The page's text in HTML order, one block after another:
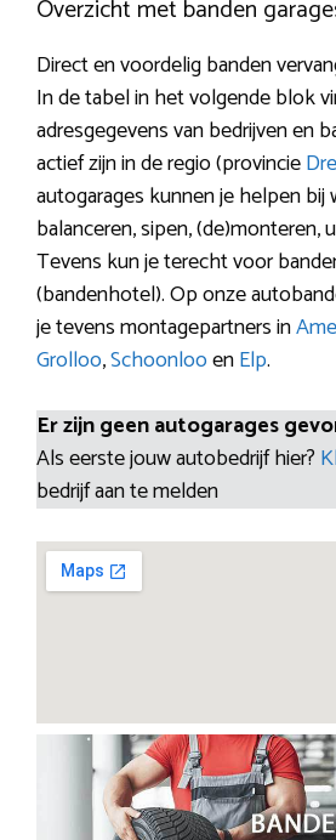
Overzicht met banden
Direct en voordelig banden
In de tabel in het volgende blok
adresgegevens van bedrijven en
actief zijn in de regio (provincie
autogarages kunnen je helpen bij
balanceren, sipen, (de)monteren,
Tevens kun je terecht voor
(bandenhotel). Op onze
je tevens montagepartners in
Grolloo,SchoonlooenElp.
Er zijn geen autogarages
Als eerste jouw autobedrijf hier?
bedrijf aan te melden